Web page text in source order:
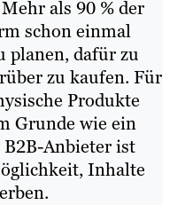
als 90 % der
schon einmal
planen, dafür zu
zu kaufen. Für
Produkte
Grunde wie ein
Anbieter ist
Inhalte